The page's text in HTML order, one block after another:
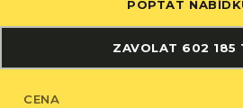
POPTAT
ZAVOLAT 602 185
CENA